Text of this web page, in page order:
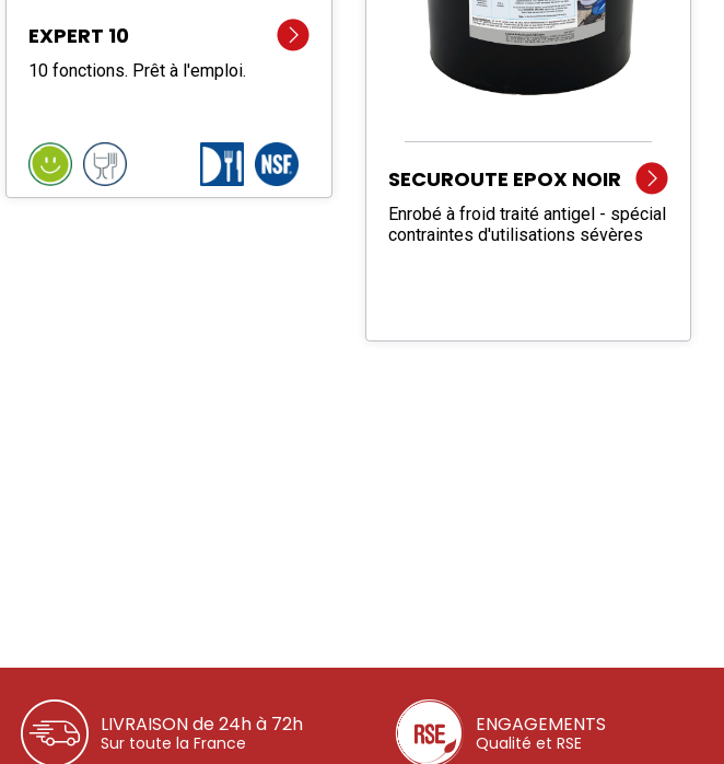
EXPERT 10
10 fonctions. Prêt à l'emploi.
SECUROUTE EPOX NOIR
Enrobé à froid traité antigel - spécial
contraintes d'utilisations sévères
LIVRAISON de 24h à 72h
Sur toute la France
ENGAGEMENTS
Qualité et RSE